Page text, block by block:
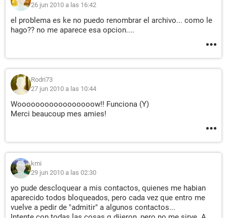
26 jun 2010 a las 16:42
el problema es ke no puedo renombrar el archivo... como le
hago?? no me aparece esa opcion....
Rodri73
27 jun 2010 a las 10:44
Wooooooooooooooooow!! Funciona (Y)
Merci beaucoup mes amies!
kmi
29 jun 2010 a las 02:30
yo pude descloquear a mis contactos, quienes me habian
aparecido todos bloqueados, pero cada vez que entro me
vuelve a pedir de "admitir" a algunos contactos...